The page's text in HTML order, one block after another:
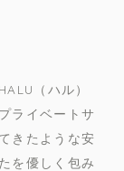
（ハル）
ライベートサ
きたような安
を優しく包み